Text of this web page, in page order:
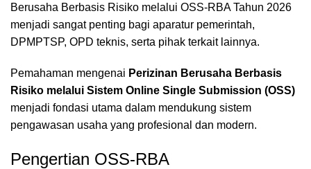
Berusaha Berbasis Risiko melalui OSS-RBA Tahun 2026
menjadi sangat penting bagi aparatur pemerintah,
DPMPTSP, OPD teknis, serta pihak terkait lainnya.
Pemahaman mengenai Perizinan Berusaha Berbasis
Risiko melalui Sistem Online Single Submission (OSS)
menjadi fondasi utama dalam mendukung sistem
pengawasan usaha yang profesional dan modern.
Pengertian OSS-RBA